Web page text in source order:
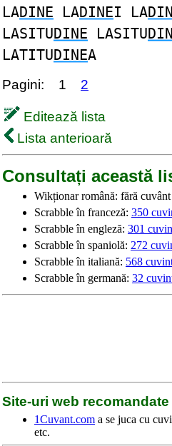
LADINE LADINEI LA
LASITUDINE LASITU
LATITUDINEA
Pagini: 1 2
Editează lista
Lista anterioară
Consultați această
Wikționar română: fără cuvânt
Scrabble în franceză: 350
Scrabble în engleză: 301
Scrabble în spaniolă: 272
Scrabble în italiană: 568
Scrabble în germană: 32
Site-uri web recomandate
1Cuvant.com a se juca cu
etc.